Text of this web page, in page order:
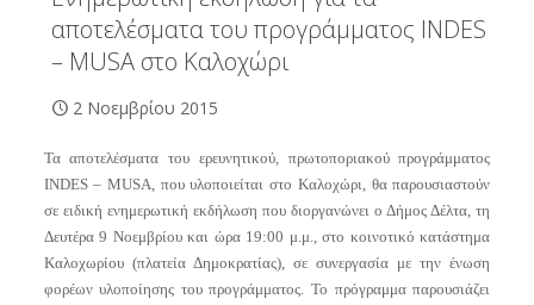
αποτελέσματα του προγράμματος INDES
– MUSA στο Καλοχώρι
2 Νοεμβρίου 2015
Τα αποτελέσματα του ερευνητικού, πρωτοποριακού προγράμματος
INDES – MUSA, που υλοποιείται στο Καλοχώρι, θα παρουσιαστούν
σε ειδική ενημερωτική εκδήλωση που διοργανώνει ο Δήμος Δέλτα, τη
Δευτέρα 9 Νοεμβρίου και ώρα 19:00 μ.μ., στο κοινοτικό κατάστημα
Καλοχωρίου (πλατεία Δημοκρατίας), σε συνεργασία με την ένωση
φορέων υλοποίησης του προγράμματος. Το πρόγραμμα παρουσιάζει